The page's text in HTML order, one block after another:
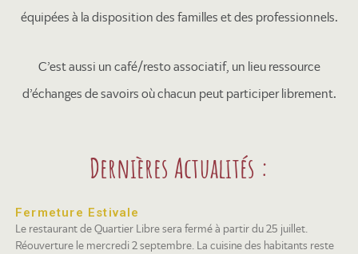
équipées à la disposition des familles et des professionnels.
C’est aussi un café/resto associatif, un lieu ressource
d’échanges de savoirs où chacun peut participer librement.
Dernières Actualités :
Fermeture Estivale
Le restaurant de Quartier Libre sera fermé à partir du 25 juillet.
Réouverture le mercredi 2 septembre. La cuisine des habitants reste